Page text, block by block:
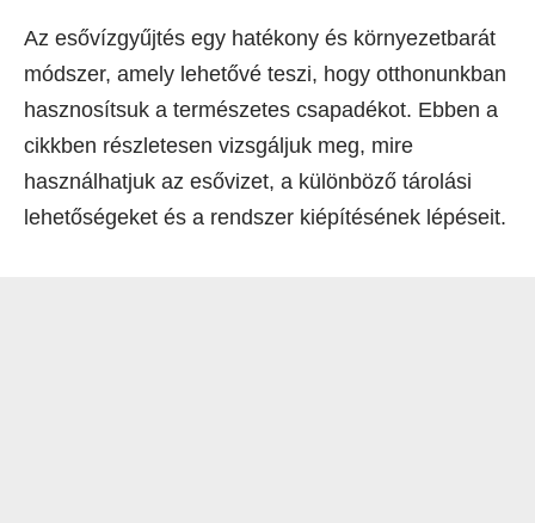
Az esővízgyűjtés egy hatékony és környezetbarát
módszer, amely lehetővé teszi, hogy otthonunkban
hasznosítsuk a természetes csapadékot. Ebben a
cikkben részletesen vizsgáljuk meg, mire
használhatjuk az esővizet, a különböző tárolási
lehetőségeket és a rendszer kiépítésének lépéseit.